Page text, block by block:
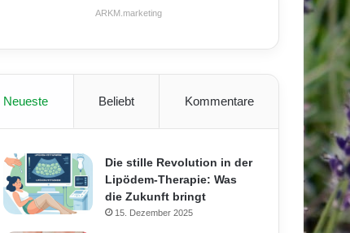
ARKM.marketing
Neueste Beliebt Kommentare
Die stille Revolution in der
Lipödem-Therapie: Was
die Zukunft bringt
15. Dezember 2025